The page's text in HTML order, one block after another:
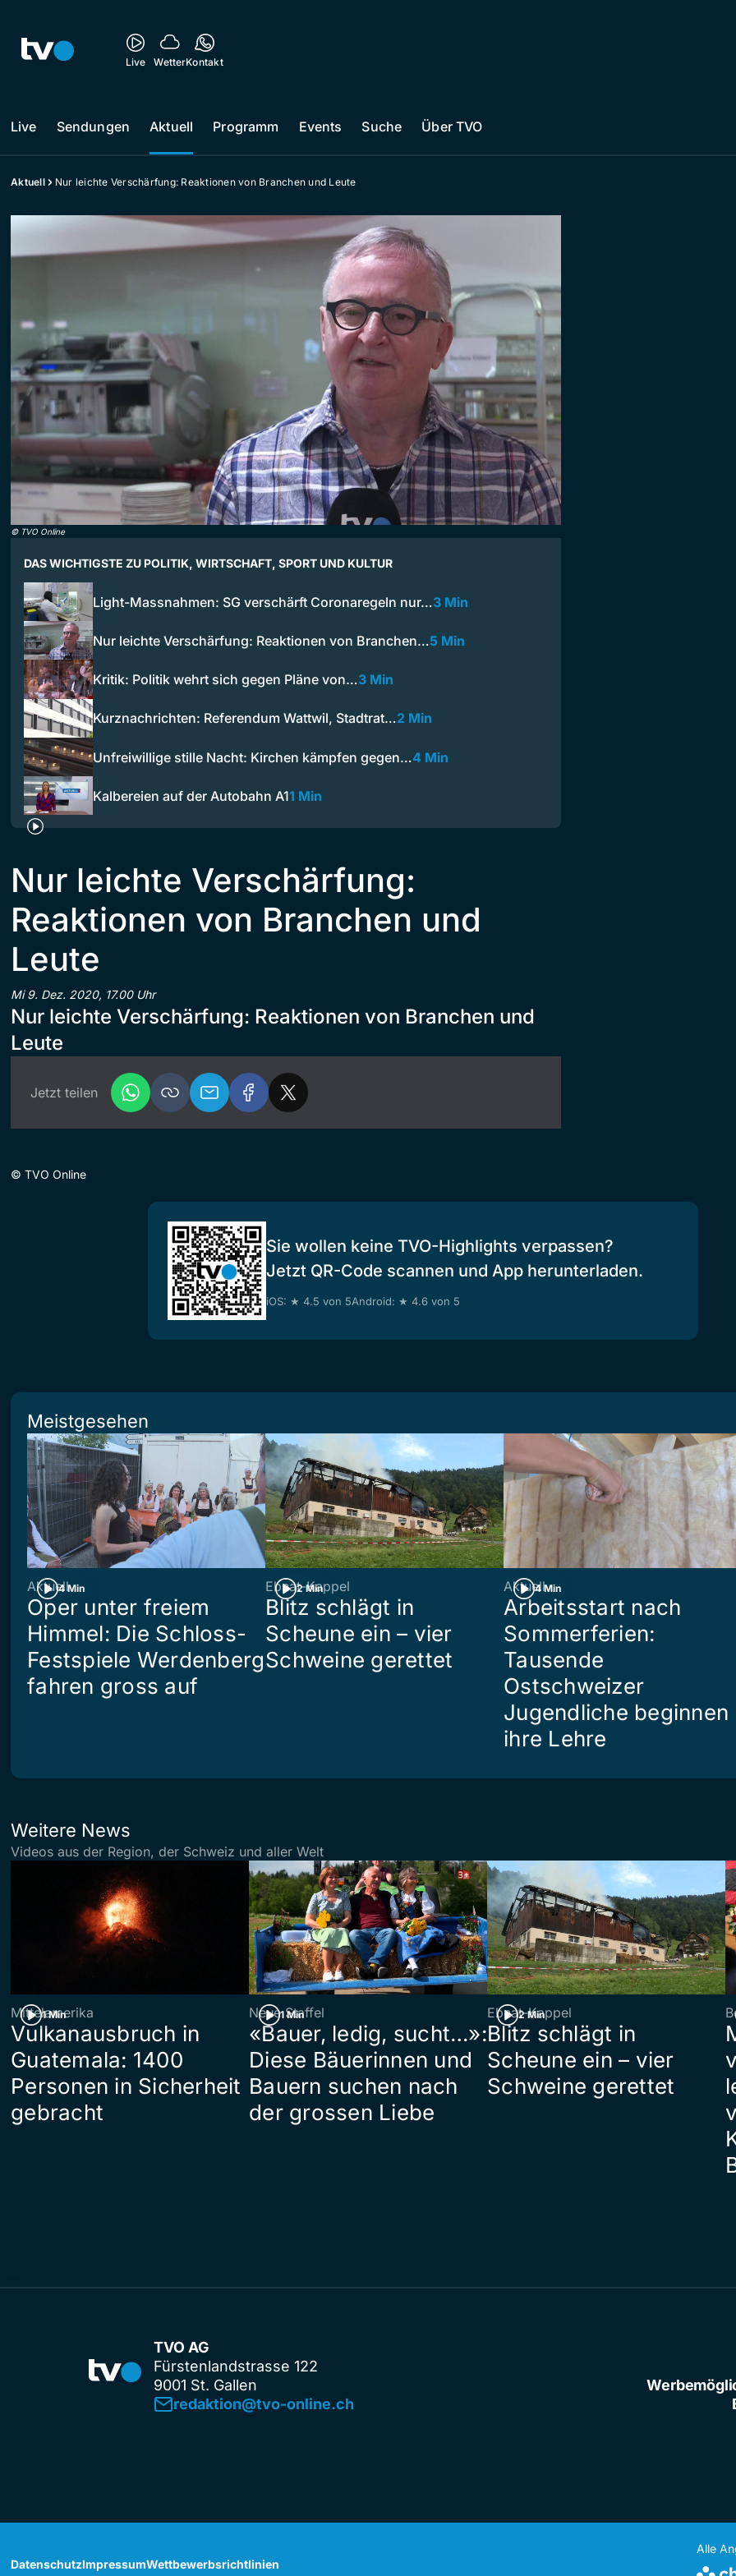
Live WetterKontakt
Live Sendungen Aktuell Programm Events Suche Über TVO
Aktuell Nur leichte Verschärfung: Reaktionen von Branchen und Leute
© TVO Online
DAS WICHTIGSTE ZU POLITIK, WIRTSCHAFT, SPORT UND KULTUR
Light-Massnahmen: SG verschärft Coronaregeln nur…3 Min
Nur leichte Verschärfung: Reaktionen von Branchen…5 Min
Kritik: Politik wehrt sich gegen Pläne von…3 Min
Kurznachrichten: Referendum Wattwil, Stadtrat…2 Min
Unfreiwillige stille Nacht: Kirchen kämpfen gegen…4 Min
Kalbereien auf der Autobahn A11 Min
Nur leichte Verschärfung:
Reaktionen von Branchen und
Leute
Mi 9. Dez. 2020, 17.00 Uhr
Nur leichte Verschärfung: Reaktionen von Branchen und
Leute
Jetzt teilen
© TVO Online
Sie wollen keine TVO-Highlights verpassen?
Jetzt QR-Code scannen und App herunterladen.
iOS: ★ 4.5 von 5Android: ★ 4.6 von 5
Meistgesehen
4 Min
Aktuell
Oper unter freiem
Himmel: Die Schloss-
Festspiele Werdenberg
fahren gross auf
2 Min
Ebnat-Kappel
Blitz schlägt in
Scheune ein – vier
Schweine gerettet
4 Min
Aktuell
Arbeitsstart nach
Sommerferien:
Tausende
Ostschweizer
Jugendliche beginnen
ihre Lehre
Weitere News
Videos aus der Region, der Schweiz und aller Welt
1 Min
Mittelamerika
Vulkanausbruch in
Guatemala: 1400
Personen in Sicherheit
gebracht
1 Min
Neue Staffel
«Bauer, ledig, sucht…»:
Diese Bäuerinnen und
Bauern suchen nach
der grossen Liebe
2 Min
Ebnat-Kappel
Blitz schlägt in
Scheune ein – vier
Schweine gerettet
TVO AG
Fürstenlandstrasse 122
9001 St. Gallen
redaktion@tvo-online.ch
DatenschutzImpressumWettbewerbsrichtlinien
Alle